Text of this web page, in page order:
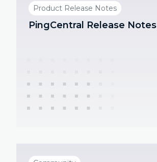
Product Release Notes
PingCentral Release Notes